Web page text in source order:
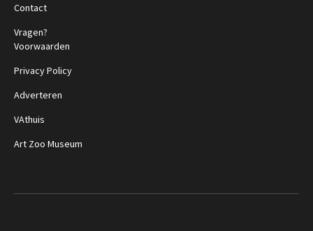
Contact
Vragen?
Voorwaarden
Privacy Policy
Adverteren
VAthuis
Art Zoo Museum